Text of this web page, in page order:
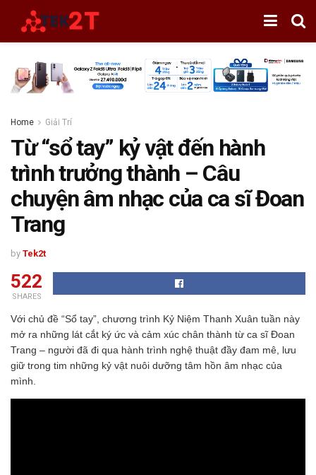
Home Giải Trí
Từ “sổ tay” kỷ vật đến hành
trình trưởng thành – Câu
chuyện âm nhạc của ca sĩ Đoan
Trang
by Tek2t
522
SHARES
Với chủ đề “Sổ tay”, chương trình Kỷ Niệm Thanh Xuân tuần này
mở ra những lát cắt ký ức và cảm xúc chân thành từ ca sĩ Đoan
Trang – người đã đi qua hành trình nghệ thuật đầy đam mê, lưu
giữ trong tim những kỷ vật nuôi dưỡng tâm hồn âm nhạc của
mình.